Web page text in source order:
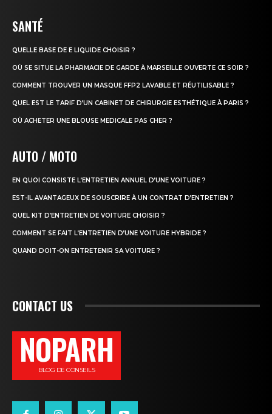
SANTÉ
QUELLE BASE DE E LIQUIDE CHOISIR ?
OÙ SE SITUE LA PHARMACIE DE GARDE À MARSEILLE OUVERTE CE SOIR ?
COMMENT TROUVER UN MASQUE FFP2 LAVABLE ET RÉUTILISABLE ?
QUEL EST LE TARIF D’UN CABINET DE CHIRURGIE ESTHÉTIQUE À PARIS ?
OÙ ACHETER UNE BLOUSE MEDICALE PAS CHER ?
AUTO / MOTO
EN QUOI CONSISTE L’ENTRETIEN ANNUEL D’UNE VOITURE ?
EST-IL AVANTAGEUX DE SOUSCRIRE À UN CONTRAT D’ENTRETIEN ?
QUEL KIT D’ENTRETIEN DE VOITURE CHOISIR ?
COMMENT SE FAIT L’ENTRETIEN D’UNE VOITURE HYBRIDE ?
QUAND DOIT-ON ENTRETENIR SA VOITURE ?
CONTACT US
NOPARH
BLOG DE CONSEILS